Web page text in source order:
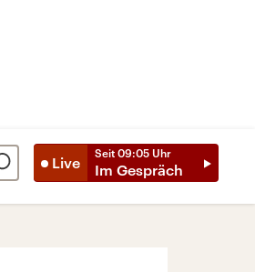
Live
Seit 09:05 Uhr
Im Gespräch